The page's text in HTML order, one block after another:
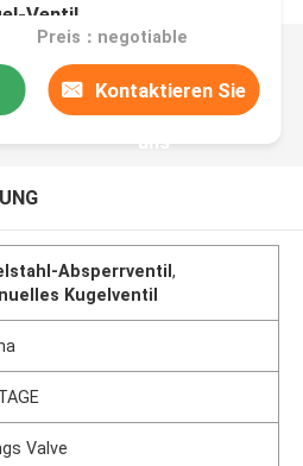
Ventil
Preis：negotiable
Kontaktieren Sie
uns
Absperrventil,
Kugelventil
Valve